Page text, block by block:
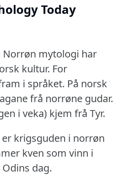
Today
mytologi har
kultur. For
i språket. På norsk
frå norrøne gudar.
i veka) kjem frå Tyr.
er krigsguden i norrøn
kven som vinn i
dag.